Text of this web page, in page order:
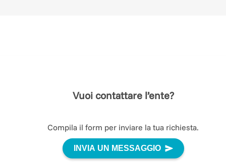
Vuoi contattare l’ente?
Compila il form per inviare la tua richiesta.
INVIA UN MESSAGGIO